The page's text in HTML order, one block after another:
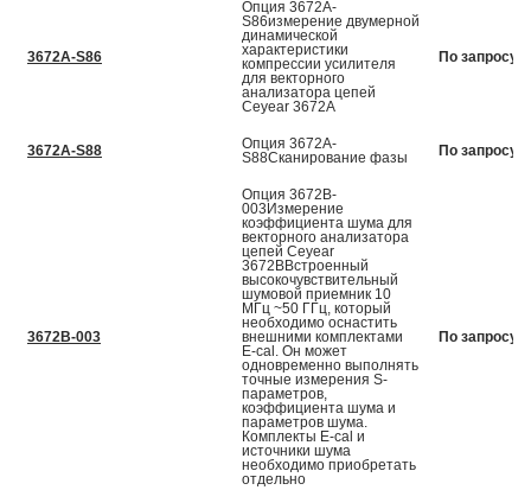
3672A-S86
Опция 3672A-
S86измерение двумерной
динамической
характеристики
компрессии усилителя
для векторного
анализатора цепей
Ceyear 3672А
По запросу
3672A-S88
Опция 3672A-
S88Сканирование фазы
По запросу
3672B-003
Опция 3672B-
003Измерение
коэффициента шума для
векторного анализатора
цепей Ceyear
3672ВВстроенный
высокочувствительный
шумовой приемник 10
МГц ~50 ГГц, который
необходимо оснастить
внешними комплектами
E-cal. Он может
одновременно выполнять
точные измерения S-
параметров,
коэффициента шума и
параметров шума.
Комплекты E-cal и
источники шума
необходимо приобретать
отдельно
По запросу